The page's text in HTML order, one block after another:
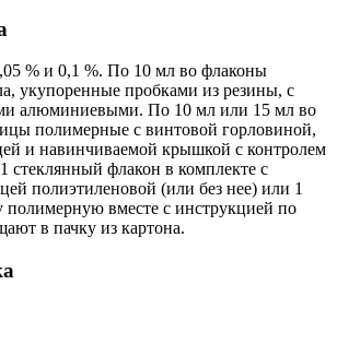
% и 0,1 %. По 10 мл во флаконы
укупоренные пробками из резины, с
алюминиевыми. По 10 мл или 15 мл во
полимерные с винтовой горловиной,
и навинчиваемой крышкой с контролем
стеклянный флакон в комплекте с
полиэтиленовой (или без нее) или 1
полимерную вместе с инструкцией по
в пачку из картона.